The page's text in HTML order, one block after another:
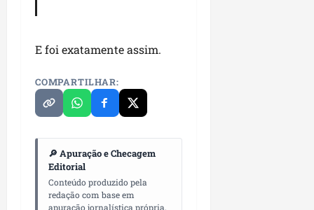
E foi exatamente assim.
COMPARTILHAR:
🔎 Apuração e Checagem
Editorial
Conteúdo produzido pela
redação com base em
apuração jornalística própria,